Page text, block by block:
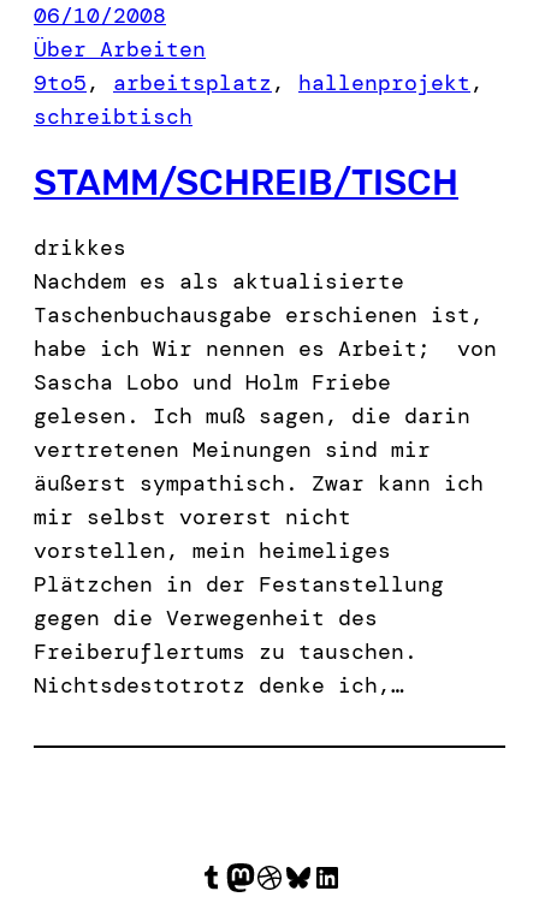
06/10/2008
Über Arbeiten
9to5, arbeitsplatz , hallenprojekt
schreibtisch
STAMM/SCHREIB/TISCH
drikkes
Nachdem es als aktualisierte
Taschenbuchausgabe erschienen ist,
habe ich Wir nennen es Arbeit; von
Sascha Lobo und Holm Friebe
gelesen. Ich muß sagen, die darin
vertretenen Meinungen sind mir
äußerst sympathisch. Zwar kann ich
mir selbst vorerst nicht
vorstellen, mein heimeliges
Plätzchen in der Festanstellung
gegen die Verwegenheit des
Freiberuflertums zu tauschen.
Nichtsdestotrotz denke ich,…
Tumblr Mastodon Dribbble Bluesky LinkedIn